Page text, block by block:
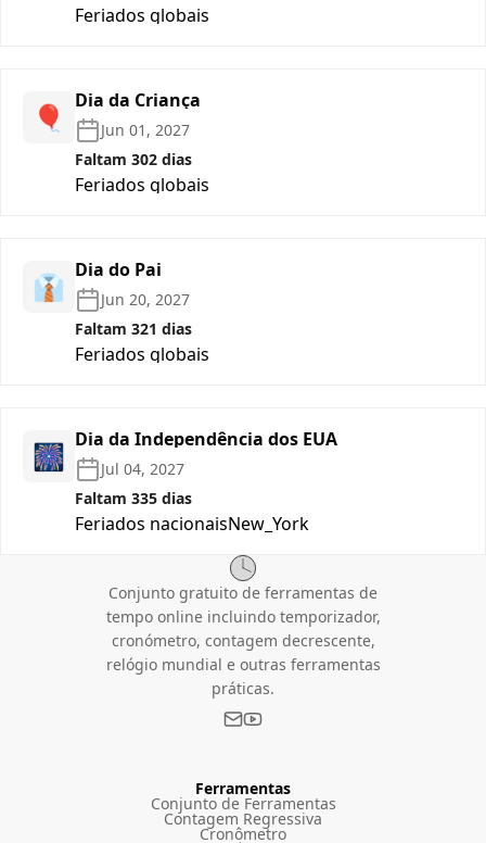
Feriados globais
🎈 Dia da Criança
Jun 01, 2027
Faltam 302 dias
Feriados globais
👔 Dia do Pai
Jun 20, 2027
Faltam 321 dias
Feriados globais
🎆 Dia da Independência dos EUA
Jul 04, 2027
Faltam 335 dias
Feriados nacionaisNew_York
Conjunto gratuito de ferramentas de
tempo online incluindo temporizador,
cronómetro, contagem decrescente,
relógio mundial e outras ferramentas
práticas.
Ferramentas
Conjunto de Ferramentas
Contagem Regressiva
Cronômetro